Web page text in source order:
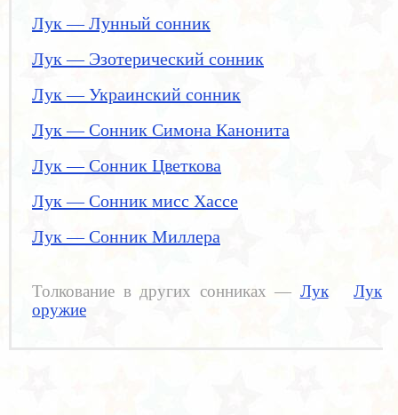
Лук — Лунный сонник
Лук — Эзотерический сонник
Лук — Украинский сонник
Лук — Сонник Симона Канонита
Лук — Сонник Цветкова
Лук — Сонник мисс Хассе
Лук — Сонник Миллера
Толкование в других сонниках — Лук
Лук
оружие